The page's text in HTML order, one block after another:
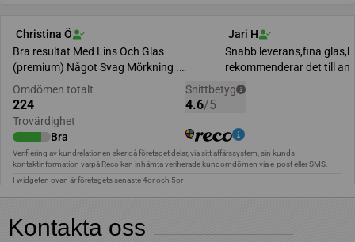
Kontakta oss